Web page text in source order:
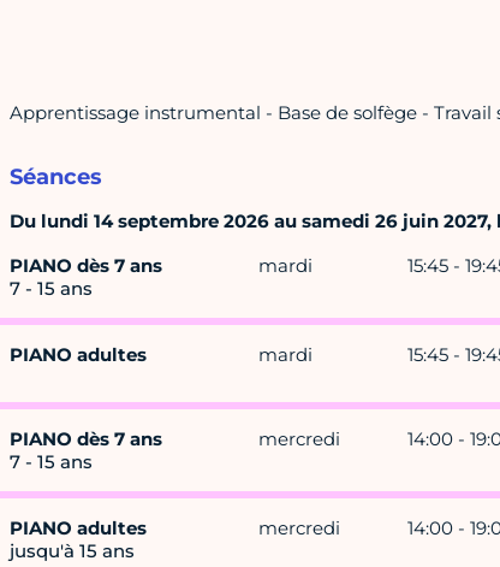
Apprentissage instrumental - Base de solfège - Travail
Séances
Du lundi 14 septembre 2026 au samedi 26 juin
PIANO dès 7 ans
7 - 15 ans
mardi 15:45 -
PIANO adultes mardi 15:45 -
PIANO dès 7 ans
7 - 15 ans
mercredi 14:00 -
PIANO adultes
jusqu'à 15 ans
mercredi 14:00 -